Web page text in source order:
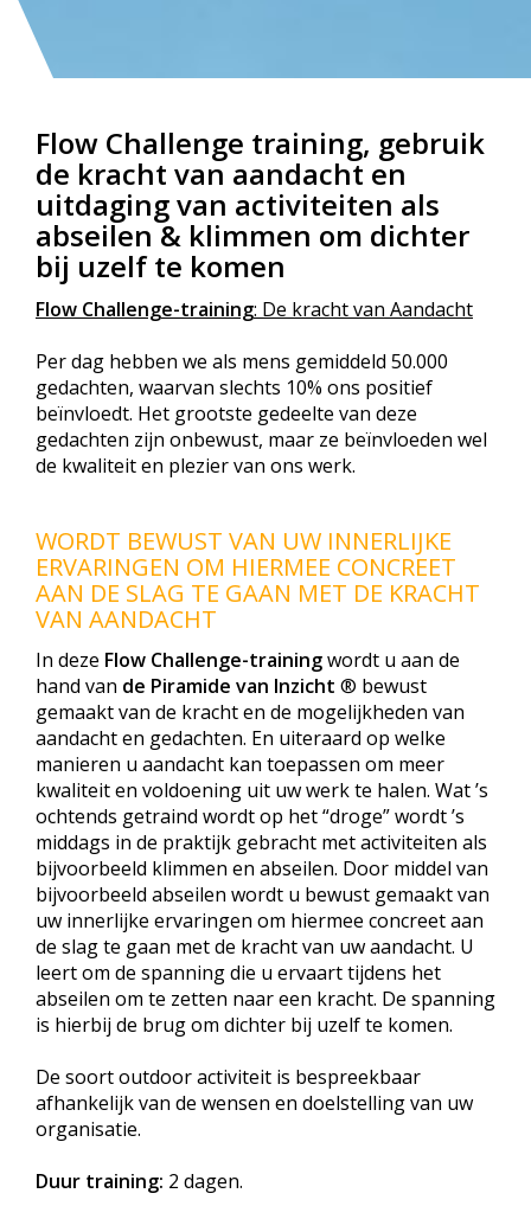
Flow Challenge training, gebruik
de kracht van aandacht en
uitdaging van activiteiten als
abseilen & klimmen om dichter
bij uzelf te komen
Flow Challenge-training: De kracht van Aandacht
Per dag hebben we als mens gemiddeld 50.000
gedachten, waarvan slechts 10% ons positief
beïnvloedt. Het grootste gedeelte van deze
gedachten zijn onbewust, maar ze beïnvloeden wel
de kwaliteit en plezier van ons werk.
WORDT BEWUST VAN UW INNERLIJKE
ERVARINGEN OM HIERMEE CONCREET
AAN DE SLAG TE GAAN MET DE KRACHT
VAN AANDACHT
In deze Flow Challenge-trainingwordt u aan de
hand van de Piramide van Inzicht ® bewust
gemaakt van de kracht en de mogelijkheden van
aandacht en gedachten. En uiteraard op welke
manieren u aandacht kan toepassen om meer
kwaliteit en voldoening uit uw werk te halen. Wat ’s
ochtends getraind wordt op het “droge” wordt ’s
middags in de praktijk gebracht met activiteiten als
bijvoorbeeld klimmen en abseilen. Door middel van
bijvoorbeeld abseilen wordt u bewust gemaakt van
uw innerlijke ervaringen om hiermee concreet aan
de slag te gaan met de kracht van uw aandacht. U
leert om de spanning die u ervaart tijdens het
abseilen om te zetten naar een kracht. De spanning
is hierbij de brug om dichter bij uzelf te komen.
De soort outdoor activiteit is bespreekbaar
afhankelijk van de wensen en doelstelling van uw
organisatie.
Duur training: 2 dagen.